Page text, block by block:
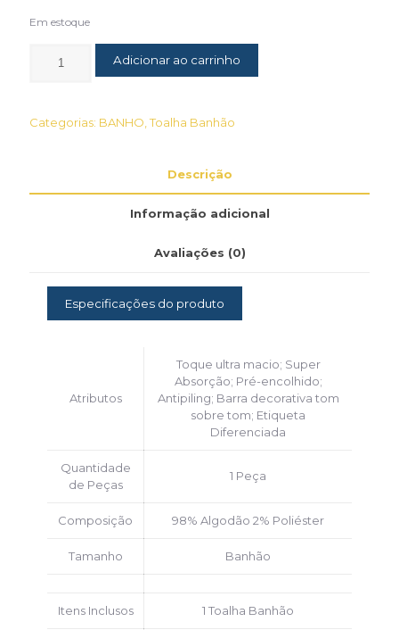
Em estoque
Adicionar ao carrinho
Categorias: BANHO ,Toalha Banhão
Descrição
Informação adicional
Avaliações (0)
Especificações do produto
Atributos
Toque ultra macio; Super
Absorção; Pré-encolhido;
Antipiling; Barra decorativa tom
sobre tom; Etiqueta
Diferenciada
Quantidade
de Peças
1 Peça
Composição 98% Algodão 2% Poliéster
Tamanho Banhão
Itens Inclusos 1 Toalha Banhão